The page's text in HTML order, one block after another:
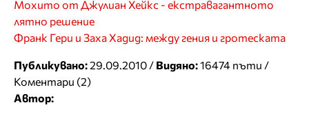
Мохито от Джулиан Хейкс - екстравагантното
лятно решение
Франк Гери и Заха Хадид: между гения и гротеската
Публикувано:29.09.2010 / Видяно:16474 пъти /
Коментари (2)
Автор: